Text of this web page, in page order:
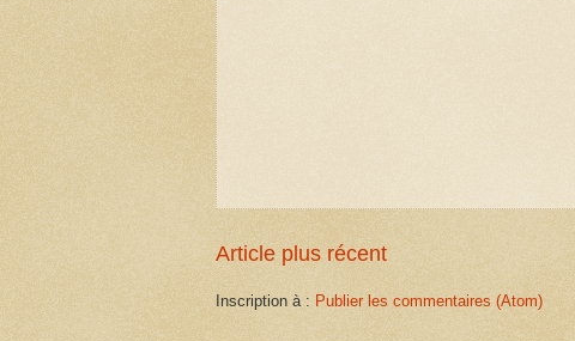
Article plus récent
Inscription à : Publier les commentaires (Atom)